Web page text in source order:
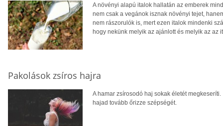
A növényi alapú italok hallatán az emberek
nem csak a vegánok isznak növényi tejet,
nem rászorulók is, mert ezen italok mindenki
hogy nekünk melyik az ajánlott és melyik az az
Pakolások zsíros hajra
A hamar zsírosodó haj sokak életét
hajad tovább őrizze szépségét.